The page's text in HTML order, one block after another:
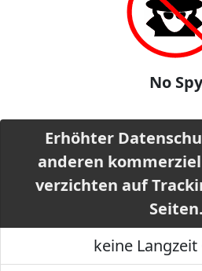
No Spy
Erhöhter
anderen
verzichten auf
Seiten.
keine Langzeit